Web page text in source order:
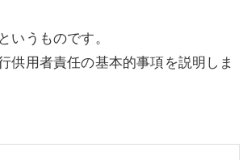
・四谷)
たま市)
いうものです。
供用者責任の基本的事項を説明しま